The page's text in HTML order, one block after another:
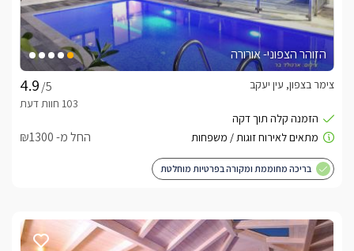
הזוהר הצפוני- אורורה
/5
צימר בצפון, עין יעקב
החל מ- ₪1300
בריכה מחוממת ומקורה בפרטיות מוחלטת